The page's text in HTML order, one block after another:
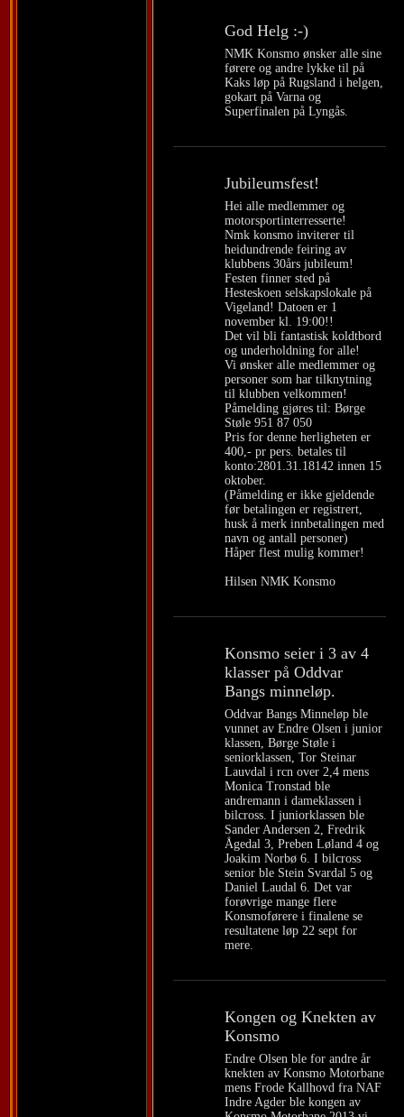
God Helg :-)
NMK Konsmo ønsker alle sine
førere og andre lykke til på
Kaks løp på Rugsland i helgen,
gokart på Varna og
Superfinalen på Lyngås.
Jubileumsfest!
Hei alle medlemmer og
motorsportinterresserte!
Nmk konsmo inviterer til
heidundrende feiring av
klubbens 30års jubileum!
Festen finner sted på
Hesteskoen selskapslokale på
Vigeland! Datoen er 1
november kl. 19:00!!
Det vil bli fantastisk koldtbord
og underholdning for alle!
Vi ønsker alle medlemmer og
personer som har tilknytning
til klubben velkommen!
Påmelding gjøres til: Børge
Støle 951 87 050
Pris for denne herligheten er
400,- pr pers. betales til
konto:2801.31.18142 innen 15
oktober.
(Påmelding er ikke gjeldende
før betalingen er registrert,
husk å merk innbetalingen med
navn og antall personer)
Håper flest mulig kommer!
Hilsen NMK Konsmo
Konsmo seier i 3 av 4
klasser på Oddvar
Bangs minneløp.
Oddvar Bangs Minneløp ble
vunnet av Endre Olsen i junior
klassen, Børge Støle i
seniorklassen, Tor Steinar
Lauvdal i rcn over 2,4 mens
Monica Tronstad ble
andremann i dameklassen i
bilcross. I juniorklassen ble
Sander Andersen 2, Fredrik
Ågedal 3, Preben Løland 4 og
Joakim Norbø 6. I bilcross
senior ble Stein Svardal 5 og
Daniel Laudal 6. Det var
forøvrige mange flere
Konsmoførere i finalene se
resultatene løp 22 sept for
mere.
Kongen og Knekten av
Konsmo
Endre Olsen ble for andre år
knekten av Konsmo Motorbane
mens Frode Kallhovd fra NAF
Indre Agder ble kongen av